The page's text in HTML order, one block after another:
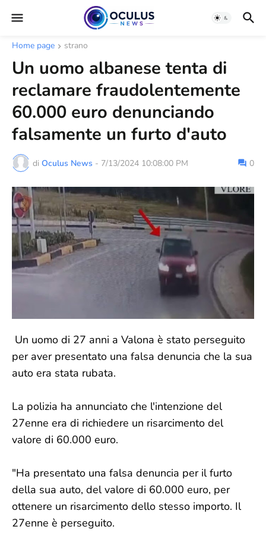
Home page strano
Un uomo albanese tenta di
reclamare fraudolentemente
60.000 euro denunciando
falsamente un furto d'auto
di Oculus News - 7/13/2024 10:08:00 PM 0
Un uomo di 27 anni a Valona è stato perseguito
per aver presentato una falsa denuncia che la sua
auto era stata rubata.
La polizia ha annunciato che l'intenzione del
27enne era di richiedere un risarcimento del
valore di 60.000 euro.
"Ha presentato una falsa denuncia per il furto
della sua auto, del valore di 60.000 euro, per
ottenere un risarcimento dello stesso importo. Il
27enne è perseguito.